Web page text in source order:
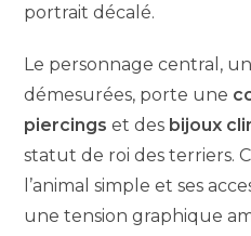
portrait décalé.
Le personnage central,
démesurées, porte une
piercings et des bijoux
statut de roi des terriers.
l’animal simple et ses
une tension graphique